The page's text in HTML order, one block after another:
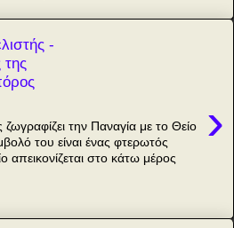
-
›
την Παναγία με το Θείο
του είναι ένας φτερωτός
απεικονίζεται στο κάτω μέρος